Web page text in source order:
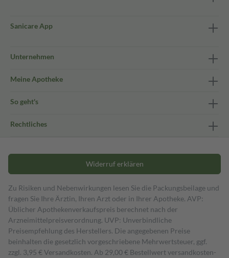
Sanicare App
Unternehmen
Meine Apotheke
So geht's
Rechtliches
Widerruf erklären
Zu Risiken und Nebenwirkungen lesen Sie die Packungsbeilage und
fragen Sie Ihre Ärztin, Ihren Arzt oder in Ihrer Apotheke. AVP:
Üblicher Apothekenverkaufspreis berechnet nach der
Arzneimittelpreisverordnung. UVP: Unverbindliche
Preisempfehlung des Herstellers. Die angegebenen Preise
beinhalten die gesetzlich vorgeschriebene Mehrwertsteuer, ggf.
zzgl. 3,95 € Versandkosten. Ab 29,00 € Bestell­wert versand­kosten­